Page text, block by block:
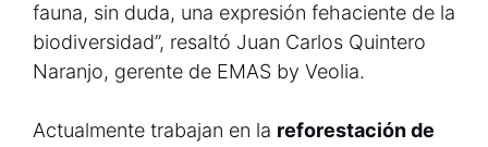
fauna, sin duda, una expresión fehaciente de la
biodiversidad”, resaltó Juan Carlos Quintero
Naranjo, gerente de EMAS by Veolia.
Actualmente trabajan en la reforestación de